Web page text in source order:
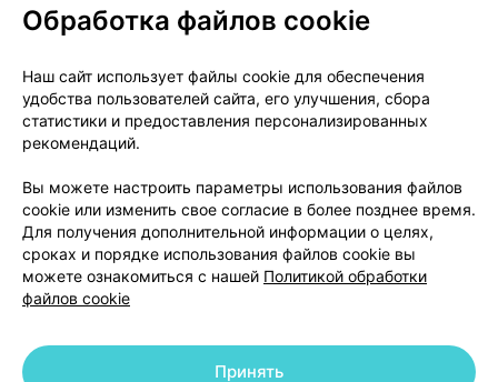
О проекте
Новости проекта
Размещение рекламы
Медицинский маркетинг
Публичный договор
Доставка
Способы оплаты
Вакансии
Партнеры
Написать руководителю 103.by
Написать в поддержку
Персональные настройки Cookie
Обработка файлов cookie
Наш сайт использует файлы cookie для обеспечения
удобства пользователей сайта, его улучшения, сбора
статистики и предоставления персонализированных
рекомендаций.
Вы можете настроить параметры использования файлов
cookie или изменить свое согласие в более позднее время.
Для получения дополнительной информации о целях,
сроках и порядке использования файлов cookie вы
можете ознакомиться с нашей Политикой обработки
файлов cookie
Принять